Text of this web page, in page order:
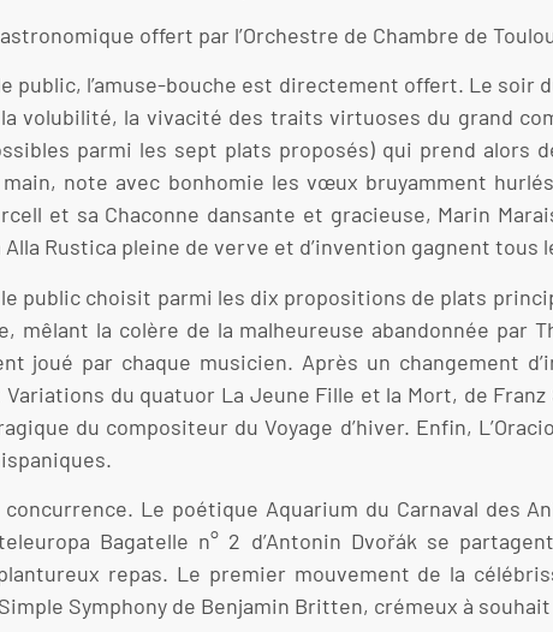
offert par l’Orchestre de Chambre de
public, l’amuse-bouche est directement offert. Le
la volubilité, la vivacité des traits virtuoses du grand
parmi les sept plats proposés) qui prend alors
main, note avec bonhomie les vœux bruyamment
et sa Chaconne dansante et gracieuse, Marin
Rustica pleine de verve et d’invention gagnent tous
public choisit parmi les dix propositions de plats
mêlant la colère de la malheureuse abandonnée par
joué par chaque musicien. Après un changement
du quatuor La Jeune Fille et la Mort, de
du compositeur du Voyage d’hiver. Enfin,
Le poétique Aquarium du Carnaval des
Bagatelle n° 2 d’Antonin Dvořák se
repas. Le premier mouvement de la
Symphony de Benjamin Britten, crémeux à souhait